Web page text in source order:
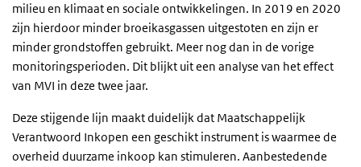
milieu en klimaat en sociale ontwikkelingen. In 2019 en 2020
zijn hierdoor minder broeikasgassen uitgestoten en zijn er
minder grondstoffen gebruikt. Meer nog dan in de vorige
monitoringsperioden. Dit blijkt uit een analyse van het effect
van MVI in deze twee jaar.
Deze stijgende lijn maakt duidelijk dat Maatschappelijk
Verantwoord Inkopen een geschikt instrument is waarmee de
overheid duurzame inkoop kan stimuleren. Aanbestedende